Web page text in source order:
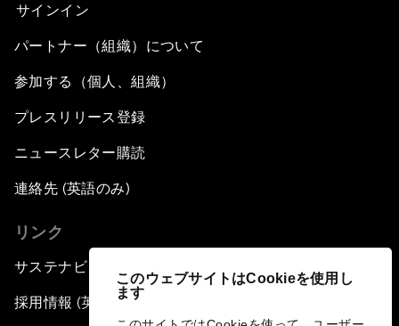
このウェブサイトはCookieを使用し
ます
サインイン
パートナー（組織）について
参加する（個人、組織）
プレスリリース登録
ニュースレター購読
連絡先 (英語のみ)
リンク
サステナビリティへの取り組み
採用情報 (英語のみ)